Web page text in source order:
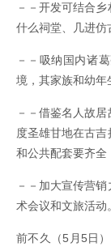
－－开发可结合
什么祠堂、几进仿
－－吸纳国内诸
境，其家族和幼年
－－借鉴名人故
度圣雄甘地在古
和公共配套要齐全
－－加大宣传营
术会议和文旅活动。
前不久（5月5日